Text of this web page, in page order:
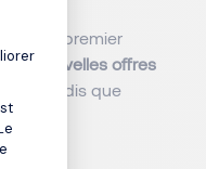
:
Au premier
nouvelles offres
an, tandis que